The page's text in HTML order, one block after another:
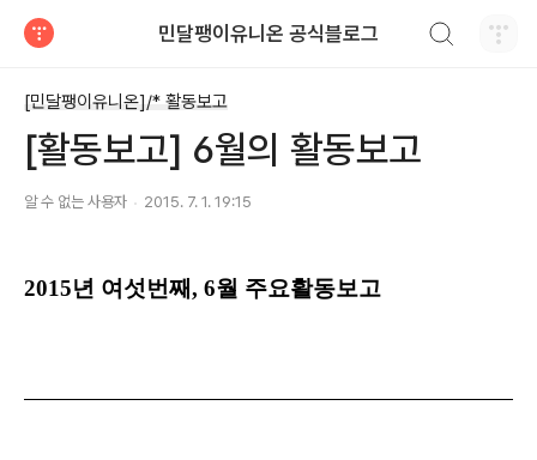
민달팽이유니온 공식블로그
[민달팽이유니온]/* 활동보고
[활동보고] 6월의 활동보고
알 수 없는 사용자 2015. 7. 1. 19:15
2015년 여섯번째, 6월 주요활동보고